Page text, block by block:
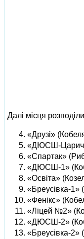
Далі місця
«Друзі»
«ДЮСШ-
«Спартак»
«ДЮСШ-1»
«Освіта»
«Бреусівка-1»
«Фенікс»
«Ліцей №2»
«ДЮСШ-2»
«Бреусівка-2»